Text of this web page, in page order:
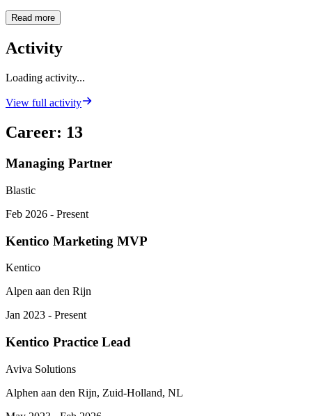
Read more
Activity
Loading activity...
View full activity
Career: 13
Managing Partner
Blastic
Feb 2026 - Present
Kentico Marketing MVP
Kentico
Alpen aan den Rijn
Jan 2023 - Present
Kentico Practice Lead
Aviva Solutions
Alphen aan den Rijn, Zuid-Holland, NL